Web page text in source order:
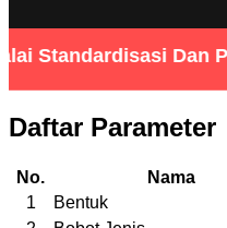
Standardisasi Dan
Daftar Parameter
No. Nama
1
Bentuk